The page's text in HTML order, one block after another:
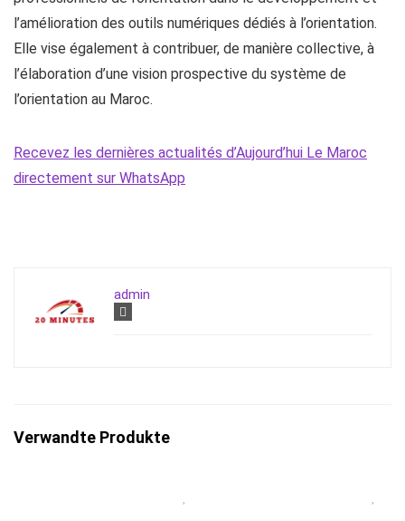
l’amélioration des outils numériques dédiés à l’orientation.
Elle vise également à contribuer, de manière collective, à
l’élaboration d’une vision prospective du système de
l’orientation au Maroc.
Recevez les dernières actualités d’Aujourd’hui Le Maroc
directement sur WhatsApp
admin
Verwandte Produkte